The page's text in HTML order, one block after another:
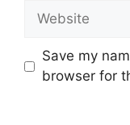
Website
Save my
browser for